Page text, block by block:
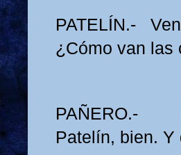
PATELÍN.-
¿Cómo van las
PAÑERO.-
Patelín, bien. Y